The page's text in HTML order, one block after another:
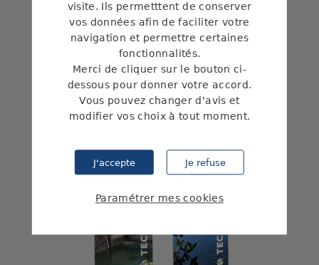
LOGOS
visite. Ils permetttent de conserver
vos données afin de faciliter votre
navigation et permettre certaines
fonctionnalités.
Merci de cliquer sur le bouton ci-
dessous pour donner votre accord.
Vous pouvez changer d'avis et
modifier vos choix à tout moment.
Paramétrer mes cookies